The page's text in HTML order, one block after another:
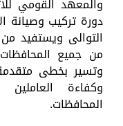
دورة تركيب وصيانة
من جميع
وتسير بخطى
وكفاءة
المحافظات.